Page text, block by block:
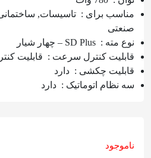
مناسب برای : تاسیسات,
صنعتی
نوع مته : SD Plus – چهار شیار
قابلیت کنترل سرعت : قابلیت
قابلیت چکشی : دارد
سه نظام اتوماتیک : دارد
ناموجود